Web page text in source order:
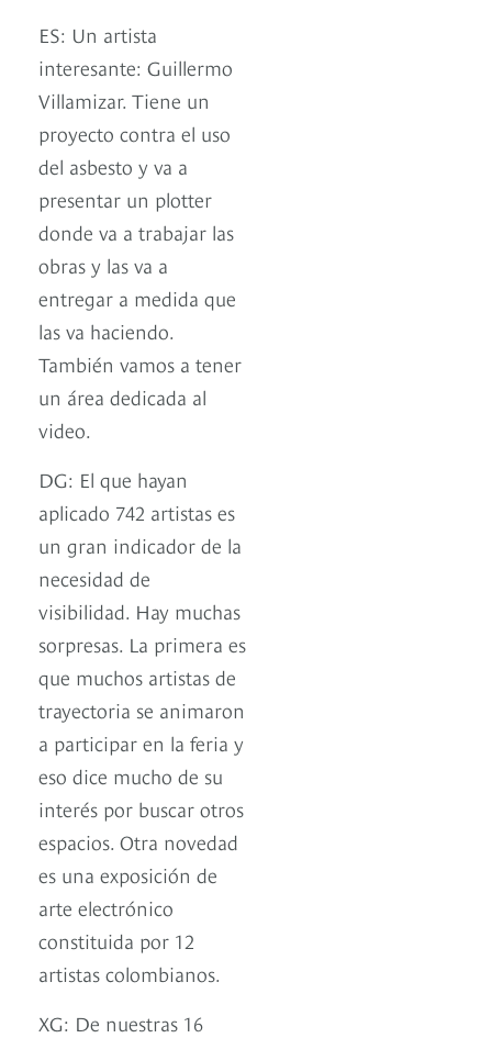
ES: Un artista
interesante: Guillermo
Villamizar. Tiene un
proyecto contra el uso
del asbesto y va a
presentar un plotter
donde va a trabajar las
obras y las va a
entregar a medida que
las va haciendo.
También vamos a tener
un área dedicada al
video.
DG: El que hayan
aplicado 742 artistas es
un gran indicador de la
necesidad de
visibilidad. Hay muchas
sorpresas. La primera es
que muchos artistas de
trayectoria se animaron
a participar en la feria y
eso dice mucho de su
interés por buscar otros
espacios. Otra novedad
es una exposición de
arte electrónico
constituida por 12
artistas colombianos.
XG: De nuestras 16